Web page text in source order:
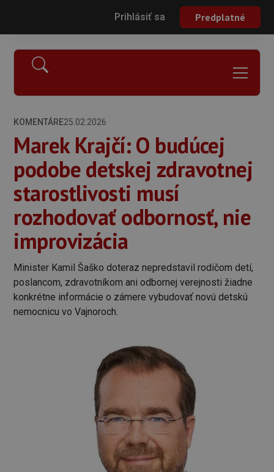
Prihlásiť sa Predplatné
KOMENTÁRE25.02.2026
Marek Krajčí: O budúcej
podobe detskej zdravotnej
starostlivosti musí
rozhodovať odbornosť, nie
improvizácia
Minister Kamil Šaško doteraz nepredstavil rodičom detí,
poslancom, zdravotníkom ani odbornej verejnosti žiadne
konkrétne informácie o zámere vybudovať novú detskú
nemocnicu vo Vajnoroch.